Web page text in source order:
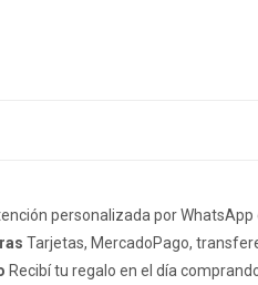
personalizada por WhatsApp
Tarjetas, MercadoPago,
Recibí tu regalo en el día